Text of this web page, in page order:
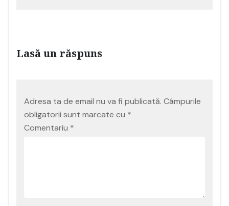
Lasă un răspuns
Adresa ta de email nu va fi publicată. Câmpurile
obligatorii sunt marcate cu *
Comentariu *